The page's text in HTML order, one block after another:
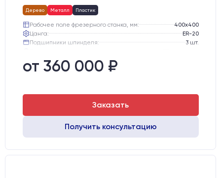
Дерево Металл Пластик
Рабочее поле фрезерного станка, мм:
400х400
Цанга:
ER-20
Подшипники шпинделя:
3 шт.
Стол:
Тип стола:
от 360 000 ₽
Заказать
Получить консультацию